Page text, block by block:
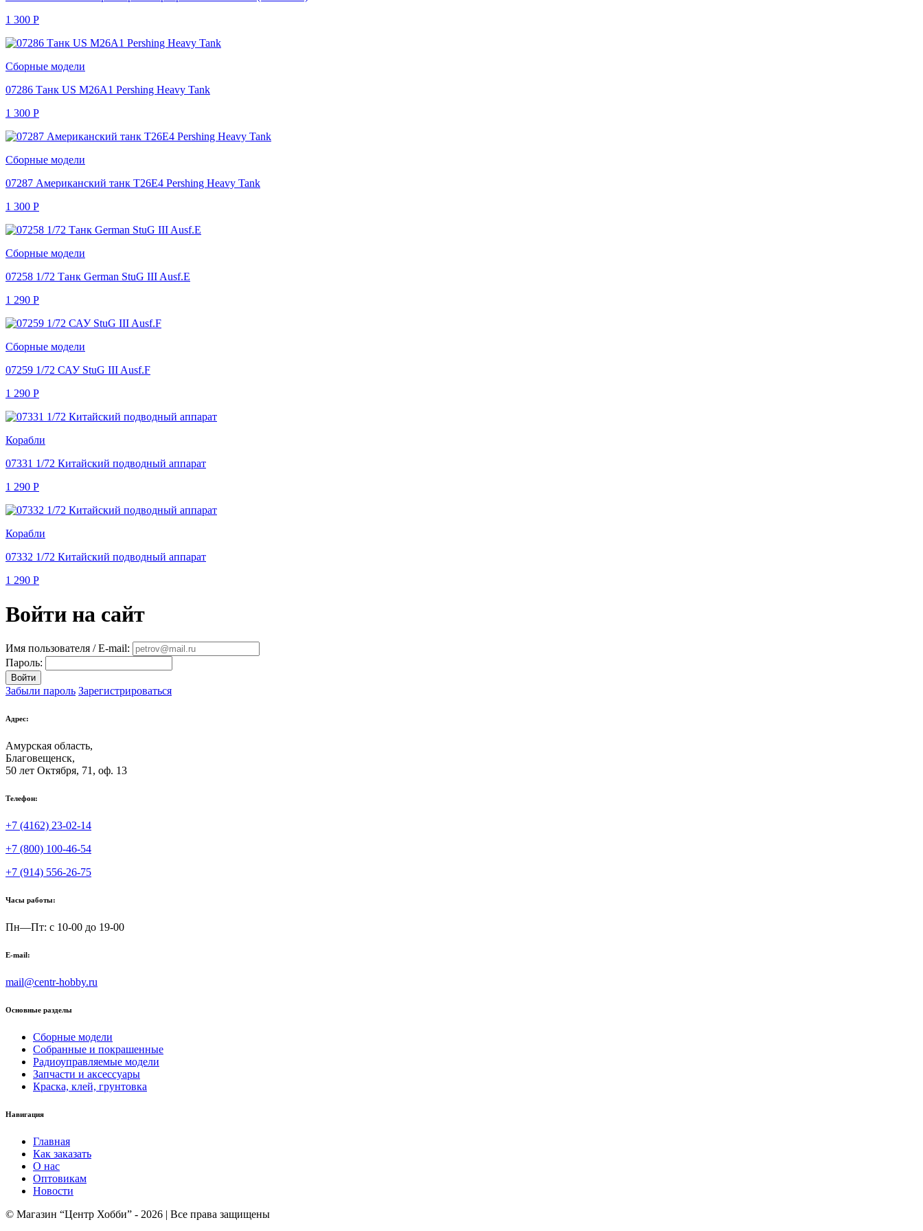
1 300 Р
Сборные модели
07286 Танк US M26A1 Pershing Heavy Tank
1 300 Р
Сборные модели
07287 Американский танк T26E4 Pershing Heavy Tank
1 300 Р
Сборные модели
07258 1/72 Танк German StuG III Ausf.E
1 290 Р
Сборные модели
07259 1/72 САУ StuG III Ausf.F
1 290 Р
Корабли
07331 1/72 Китайский подводный аппарат
1 290 Р
Корабли
07332 1/72 Китайский подводный аппарат
1 290 Р
Войти на сайт
Имя пользователя / E-mail:
Пароль:
Войти
Забыли пароль Зарегистрироваться
Адрес:
Амурская область,
Благовещенск,
50 лет Октября, 71, оф. 13
Телефон:
+7 (4162) 23-02-14
+7 (800) 100-46-54
+7 (914) 556-26-75
Часы работы:
Пн—Пт: с 10-00 до 19-00
E-mail:
mail@centr-hobby.ru
Основные разделы
Сборные модели
Собранные и покрашенные
Радиоуправляемые модели
Запчасти и аксессуары
Краска, клей, грунтовка
Навигация
Главная
Как заказать
О нас
Оптовикам
Новости
© Магазин “Центр Хобби” - 2026 | Все права защищены